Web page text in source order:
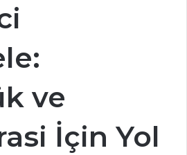
ve
İçin Yol